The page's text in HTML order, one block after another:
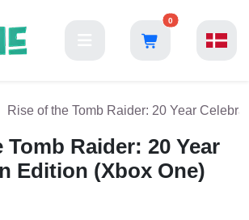
0
Rise of the Tomb Raider: 20 Year
Tomb Raider: 20 Year
Edition (Xbox One)